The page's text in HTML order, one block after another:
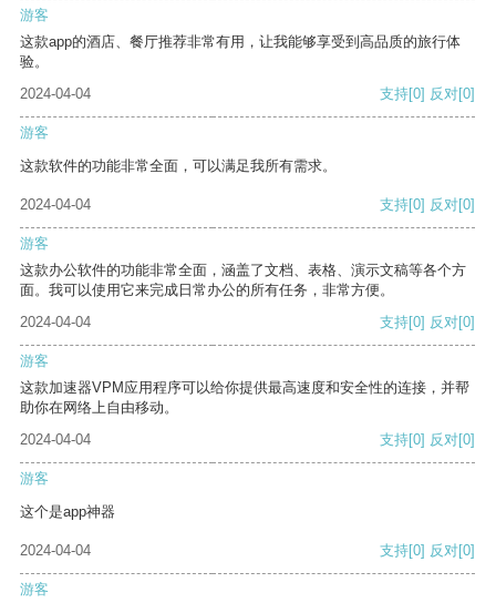
游客
这款app的酒店、餐厅推荐非常有用，让我能够享受到高品质的旅行体
验。
2024-04-04
支持[0] 反对[0]
游客
这款软件的功能非常全面，可以满足我所有需求。
2024-04-04 支持[0] 反对[0]
游客
这款办公软件的功能非常全面，涵盖了文档、表格、演示文稿等各个方
面。我可以使用它来完成日常办公的所有任务，非常方便。
2024-04-04
支持[0] 反对[0]
游客
这款加速器VPM应用程序可以给你提供最高速度和安全性的连接，并帮
助你在网络上自由移动。
2024-04-04
支持[0] 反对[0]
游客
这个是app神器
2024-04-04 支持[0] 反对[0]
游客